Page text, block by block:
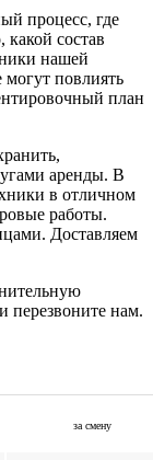
процесс, где
состав
нашей
повлиять
план
аренды. В
в отличном
работы.
Доставляем
перезвоните нам.
за смену